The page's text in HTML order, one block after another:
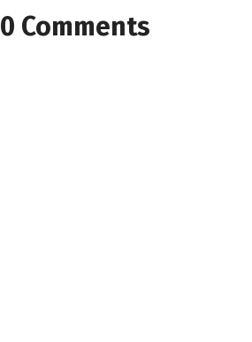
0 Comments